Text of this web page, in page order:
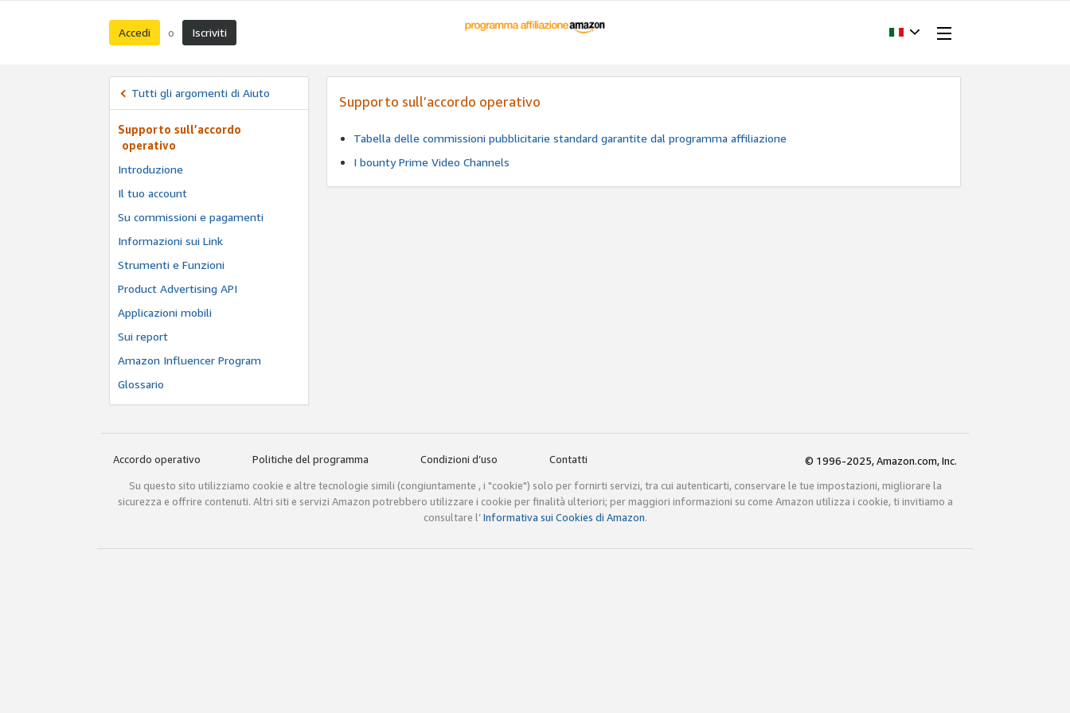
Accedi o Iscriviti
Tutti gli argomenti di Aiuto
Supporto sull’accordo
operativo
Introduzione
Il tuo account
Su commissioni e pagamenti
Informazioni sui Link
Strumenti e Funzioni
Product Advertising API
Applicazioni mobili
Sui report
Amazon Influencer Program
Glossario
Supporto sull’accordo operativo
Tabella delle commissioni pubblicitarie standard garantite dal programma affiliazione
I bounty Prime Video Channels
Accordo operativo Politiche del programma Condizioni d’uso Contatti
© 1996-2025, Amazon.com, Inc.
Su questo sito utilizziamo cookie e altre tecnologie simili (congiuntamente , i "cookie") solo per fornirti servizi, tra cui autenticarti, conservare le tue impostazioni, migliorare la
sicurezza e offrire contenuti. Altri siti e servizi Amazon potrebbero utilizzare i cookie per finalità ulteriori; per maggiori informazioni su come Amazon utilizza i cookie, ti invitiamo a
consultare l’Informativa sui Cookies di Amazon.